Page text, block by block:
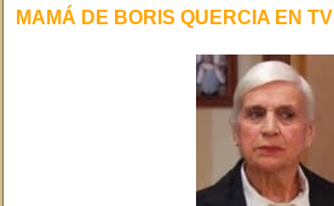
MAMÁ DE BORIS QUERCIA EN TV